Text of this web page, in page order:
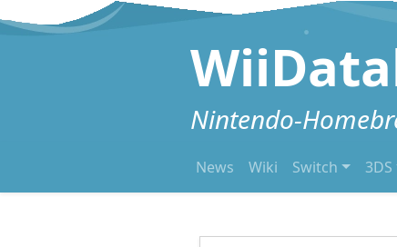
Zum Inhalt springen
Nintendo-
News Wiki Switch 3DS